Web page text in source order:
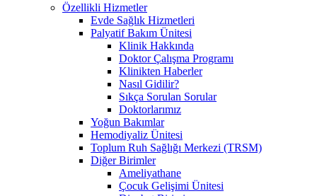
Özellikli Hizmetler
Evde Sağlık Hizmetleri
Palyatif Bakım Ünitesi
Klinik Hakkında
Doktor Çalışma Programı
Klinikten Haberler
Nasıl Gidilir?
Sıkça Sorulan Sorular
Doktorlarımız
Yoğun Bakımlar
Hemodiyaliz Ünitesi
Toplum Ruh Sağlığı Merkezi (TRSM)
Diğer Birimler
Ameliyathane
Çocuk Gelişimi Ünitesi